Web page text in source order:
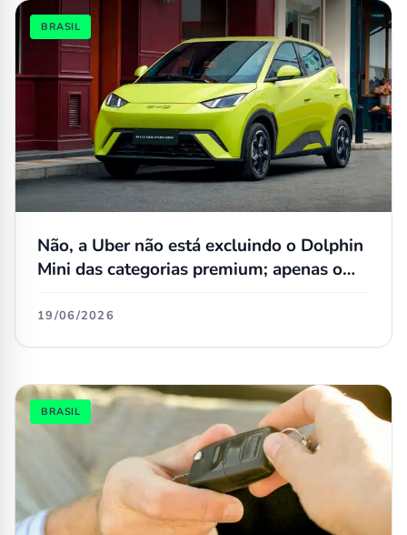
BRASIL
Não, a Uber não está excluindo o Dolphin
Mini das categorias premium; apenas o
19/06/2026
BRASIL